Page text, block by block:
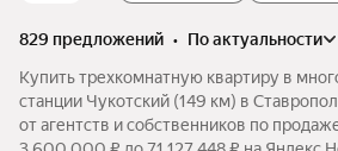
829 предложений •
по актуальности
Купить трехкомнатную квартиру в
станции Чукотский (149 км) в
от агентств и собственников по